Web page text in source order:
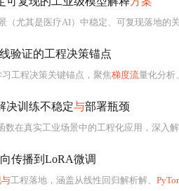
（尤其是医疗AI）中稳定、可复现落地的
验证的工程决策锚点
工程决策关键锚点，聚焦梯度流量化分析、激活函数硬件执行
决训练不稳定与部署瓶颈
传播到LoRA微调
工程落地，涵盖从线性回归解析解、